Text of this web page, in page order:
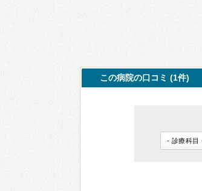
この病院の口コミ (1件)